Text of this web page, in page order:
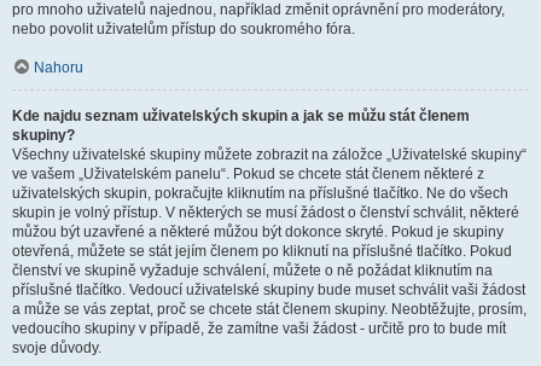
pro mnoho uživatelů najednou, například změnit oprávnění pro moderátory,
nebo povolit uživatelům přístup do soukromého fóra.
Nahoru
Kde najdu seznam uživatelských skupin a jak se můžu stát členem
skupiny?
Všechny uživatelské skupiny můžete zobrazit na záložce „Uživatelské skupiny“
ve vašem „Uživatelském panelu“. Pokud se chcete stát členem některé z
uživatelských skupin, pokračujte kliknutím na příslušné tlačítko. Ne do všech
skupin je volný přístup. V některých se musí žádost o členství schválit, některé
můžou být uzavřené a některé můžou být dokonce skryté. Pokud je skupiny
otevřená, můžete se stát jejím členem po kliknutí na příslušné tlačítko. Pokud
členství ve skupině vyžaduje schválení, můžete o ně požádat kliknutím na
příslušné tlačítko. Vedoucí uživatelské skupiny bude muset schválit vaši žádost
a může se vás zeptat, proč se chcete stát členem skupiny. Neobtěžujte, prosím,
vedoucího skupiny v případě, že zamítne vaši žádost - určitě pro to bude mít
svoje důvody.